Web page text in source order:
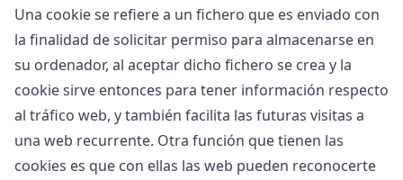
Una cookie se refiere a un fichero que es enviado con
la finalidad de solicitar permiso para almacenarse en
su ordenador, al aceptar dicho fichero se crea y la
cookie sirve entonces para tener información respecto
al tráfico web, y también facilita las futuras visitas a
una web recurrente. Otra función que tienen las
cookies es que con ellas las web pueden reconocerte